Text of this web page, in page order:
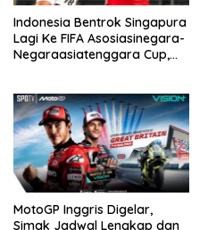
Indonesia Bentrok Singapura
Lagi Ke FIFA Asosiasinegara-
Negaraasiatenggara Cup,
MotoGP Inggris Digelar,
Simak Jadwal Lengkap dan